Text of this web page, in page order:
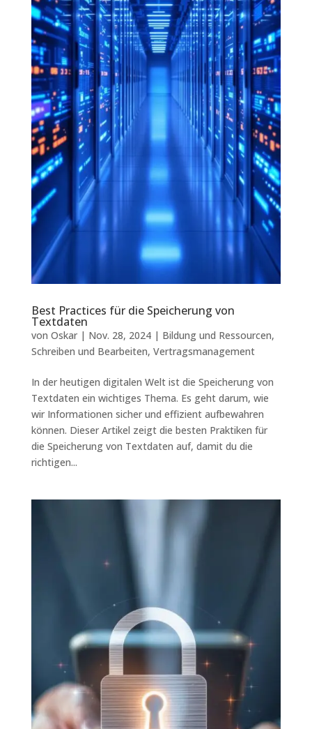
Best Practices für die Speicherung von
Textdaten
von Oskar| Nov. 28, 2024| Bildung und Ressourcen,
Schreiben und Bearbeiten, Vertragsmanagement
In der heutigen digitalen Welt ist die Speicherung von
Textdaten ein wichtiges Thema. Es geht darum, wie
wir Informationen sicher und effizient aufbewahren
können. Dieser Artikel zeigt die besten Praktiken für
die Speicherung von Textdaten auf, damit du die
richtigen...